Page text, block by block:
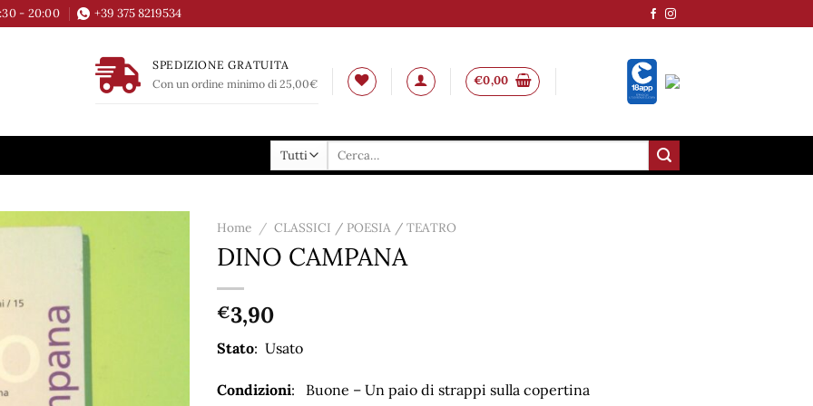
- 20:00 +39 375 8219534
SPEDIZIONE GRATUITA
Con un ordine minimo di 25,00€
€0,00
Cerca:
Home / CLASSICI / POESIA / TEATRO
DINO CAMPANA
€3,90
Stato: Usato
Condizioni: Buone – Un paio di strappi sulla copertina